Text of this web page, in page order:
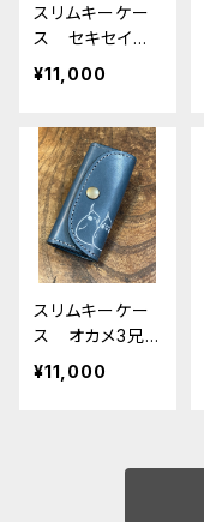
スリムキーケー
ス セキセイイ
ンコ レッドブラ
ウン せきせい
ザー
¥11,000
スリムキーケー
ス オカメ3兄
弟 オカメイン
コ ネイビー
¥11,000